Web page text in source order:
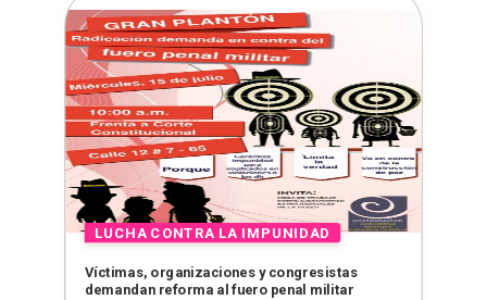
Víctimas, organizaciones y congresistas
demandan reforma al fuero penal militar